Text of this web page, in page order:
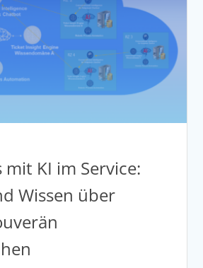
KI im Service:
Wissen über